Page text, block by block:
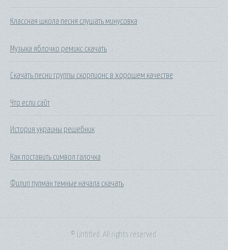
Классная школа песня слушать минусовка
Музыка яблочко ремикс скачать
Скачать песни группы скорпионс в хорошем качестве
Что если сайт
История украины решебник
Как поставить символ галочка
Филип пулман темные начала скачать
© Untitled. All rights reserved.